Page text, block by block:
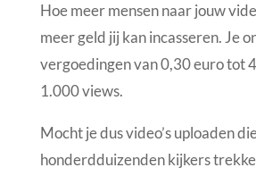
Hoe meer mensen naar jouw
meer geld jij kan incasseren. Je
vergoedingen van 0,30 euro tot
1.000 views.
Mocht je dus video’s uploaden
honderdduizenden kijkers